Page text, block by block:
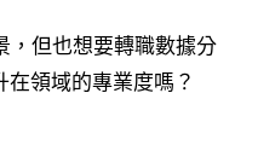
，但也想要轉職數據分
領域的專業度嗎？